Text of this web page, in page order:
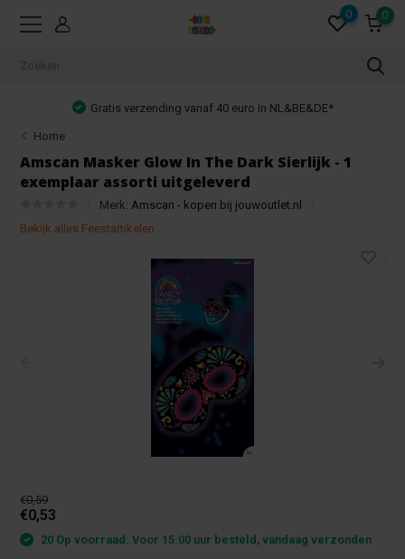
0 0
Gratis verzending vanaf 40 euro in NL&BE&DE*
Home
Amscan Masker Glow In The Dark Sierlijk - 1
exemplaar assorti uitgeleverd
Merk: Amscan - kopen bij jouwoutlet.nl
Bekijk alles Feestartikelen
€0,59
€0,53
20 Op voorraad: Voor 15:00 uur besteld, vandaag verzonden